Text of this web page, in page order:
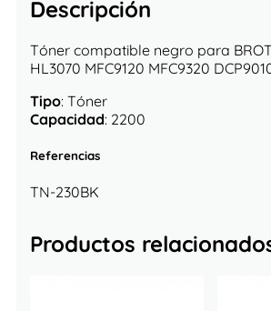
Descripción
Tóner compatible negro para
HL3070 MFC9120 MFC9320
Tipo: Tóner
Capacidad: 2200
Referencias
TN-230BK
Productos